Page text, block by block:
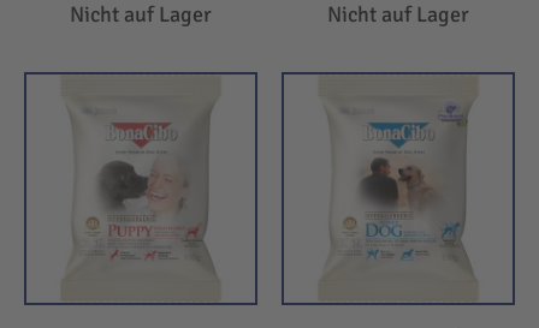
Nicht auf Lager
Nicht auf Lager